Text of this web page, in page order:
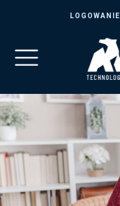
LOGOWANIE